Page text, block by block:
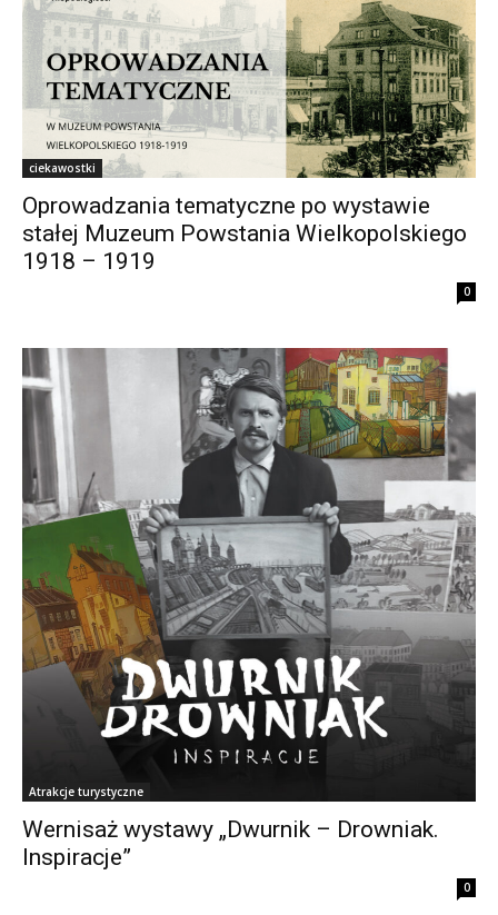
ciekawostki
Oprowadzania tematyczne po wystawie
stałej Muzeum Powstania Wielkopolskiego
1918 – 1919
0
Atrakcje turystyczne
Wernisaż wystawy „Dwurnik – Drowniak.
Inspiracje”
0